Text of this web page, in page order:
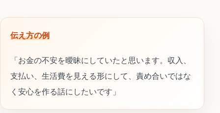
伝え方の例
「お金の不安を曖昧にしていたと思います。収入、
支払い、生活費を見える形にして、責め合いではな
く安心を作る話にしたいです」